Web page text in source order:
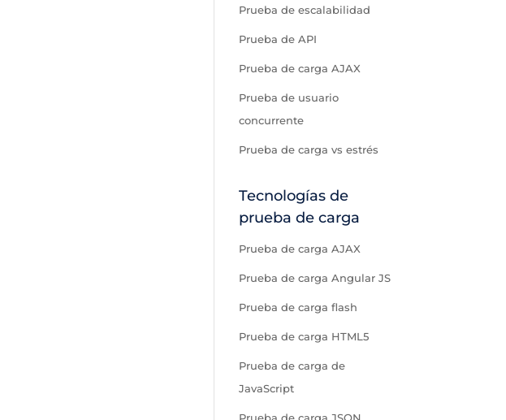
Prueba de escalabilidad
Prueba de API
Prueba de carga AJAX
Prueba de usuario
concurrente
Prueba de carga vs estrés
Tecnologías de
prueba de carga
Prueba de carga AJAX
Prueba de carga Angular JS
Prueba de carga flash
Prueba de carga HTML5
Prueba de carga de
JavaScript